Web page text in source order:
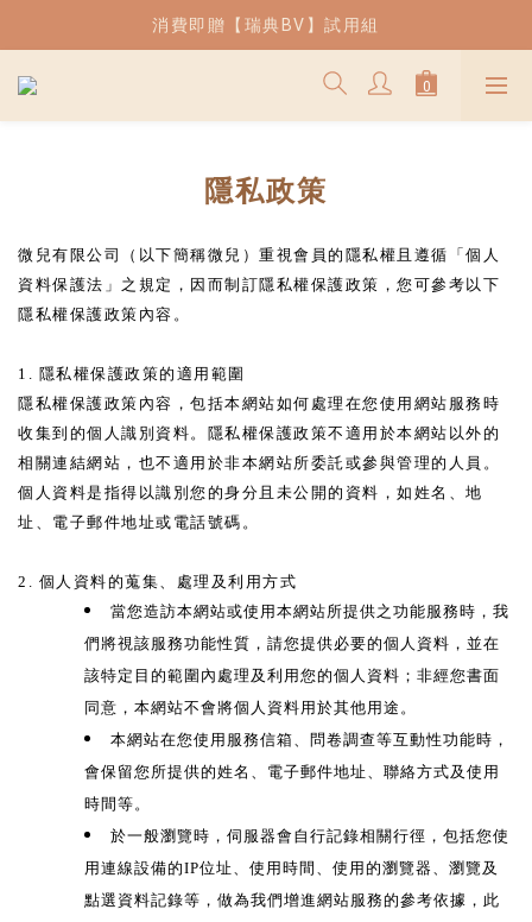
| 熱銷 | 薄片吐司兒童餐椅現貨供應中
消費即贈【瑞典BV】試用組
| 熱銷 | 薄片吐司兒童餐椅現貨供應中
隱私政策
微兒有限公司（以下簡稱微兒）重視會員的隱私權且遵循「個人
資料保護法」之規定，因而制訂隱私權保護政策，您可參考以下
隱私權保護政策內容。
1. 隱私權保護政策的適用範圍
隱私權保護政策內容，包括本網站如何處理在您使用網站服務時
收集到的個人識別資料。隱私權保護政策不適用於本網站以外的
相關連結網站，也不適用於非本網站所委託或參與管理的人員。
個人資料是指得以識別您的身分且未公開的資料，如姓名、地
址、電子郵件地址或電話號碼。
2. 個人資料的蒐集、處理及利用方式
當您造訪本網站或使用本網站所提供之功能服務時，我
們將視該服務功能性質，請您提供必要的個人資料，並在
該特定目的範圍內處理及利用您的個人資料；非經您書面
同意，本網站不會將個人資料用於其他用途。
本網站在您使用服務信箱、問卷調查等互動性功能時，
會保留您所提供的姓名、電子郵件地址、聯絡方式及使用
時間等。
於一般瀏覽時，伺服器會自行記錄相關行徑，包括您使
用連線設備的IP位址、使用時間、使用的瀏覽器、瀏覽及
點選資料記錄等，做為我們增進網站服務的參考依據，此